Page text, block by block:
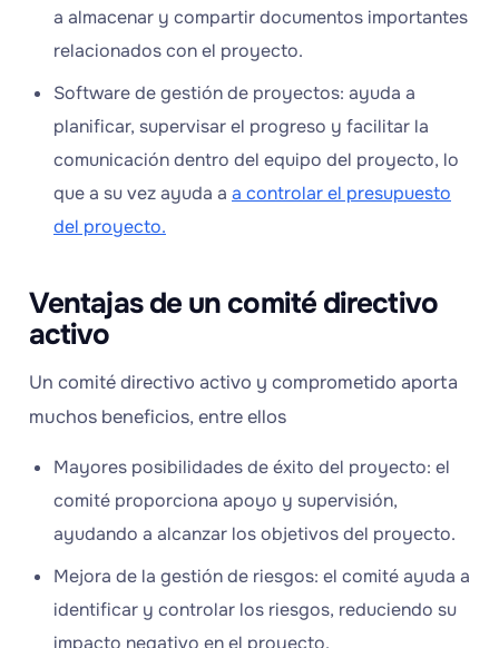
a almacenar y compartir documentos importantes
relacionados con el proyecto.
Software de gestión de proyectos: ayuda a
planificar, supervisar el progreso y facilitar la
comunicación dentro del equipo del proyecto, lo
que a su vez ayuda a a controlar el presupuesto
del proyecto.
Ventajas de un comité directivo
activo
Un comité directivo activo y comprometido aporta
muchos beneficios, entre ellos
Mayores posibilidades de éxito del proyecto: el
comité proporciona apoyo y supervisión,
ayudando a alcanzar los objetivos del proyecto.
Mejora de la gestión de riesgos: el comité ayuda a
identificar y controlar los riesgos, reduciendo su
impacto negativo en el proyecto.